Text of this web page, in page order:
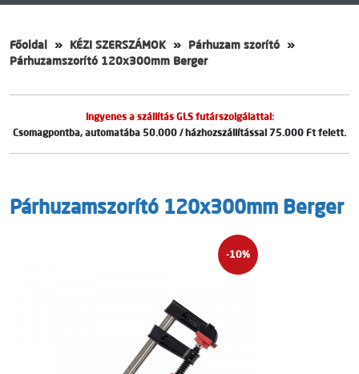
Főoldal KÉZI SZERSZÁMOK
Párhuzam szorító
Párhuzamszorító 120x300mm Berger
Ingyenes a szállítás GLS futárszolgálattal:
Csomagpontba, automatába 50.000 / házhozszállítással 75.000 Ft felett.
Párhuzamszorító 120x300mm Berger
-10%